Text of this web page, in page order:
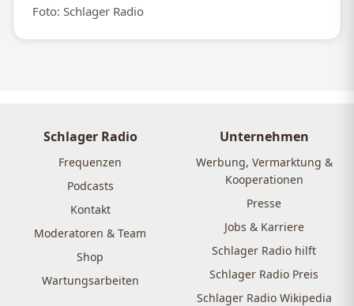
Foto: Schlager Radio
Schlager Radio
Frequenzen
Podcasts
Kontakt
Moderatoren & Team
Shop
Wartungsarbeiten
Unternehmen
Werbung, Vermarktung &
Kooperationen
Presse
Jobs & Karriere
Schlager Radio hilft
Schlager Radio Preis
Schlager Radio Wikipedia